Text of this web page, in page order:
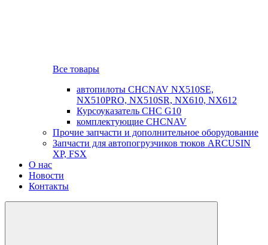
Все товары
автопилоты CHCNAV NX510SE,
NX510PRO, NX510SR, NX610, NX612
Курсоуказатель CHC G10
комплектующие CHCNAV
Прочие запчасти и дополнительное оборудование
Запчасти для автопогрузчиков тюков ARCUSIN
XP, FSX
О нас
Новости
Контакты